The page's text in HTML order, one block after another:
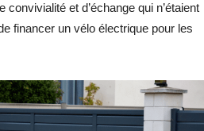
et d’échange qui n’étaient
financer un vélo électrique pour les